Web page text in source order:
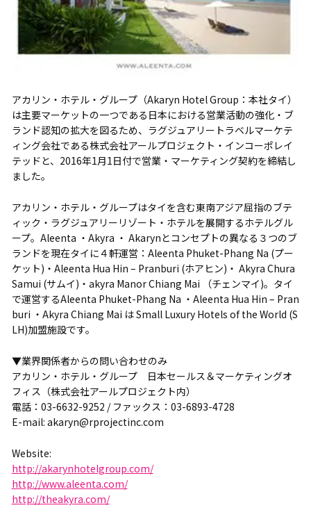
アカリン・ホテル・グループ（Akaryn Hotel Group：本社タイ）
は主要マーケットの一つである日本における営業活動の強化・ブ
ランド認知の拡大を図るため、ラグジュアリートラベルマーケテ
ィング会社である株式会社アールプロジェクト・インコーポレイ
テッドと、2016年1月1日付で営業・マーケティング契約を締結し
ました。
アカリン・ホテル・グループはタイを含む東南アジア屈指のブテ
ィック・ラグジュアリーリゾート・ホテルを展開するホテルグル
ープ。Aleenta ・Akyra ・ Akarynとコンセプトの異なる３つのブ
ランドを現在タイに４軒運営：Aleenta Phuket-Phang Na (プー
ケット)・Aleenta Hua Hin – Pranburi (ホアヒン)・ Akyra Chura
Samui (サムイ)・akyra Manor Chiang Mai （チェンマイ)。タイ
で運営するAleenta Phuket-Phang Na ・Aleenta Hua Hin – Pran
buri ・Akyra Chiang Mai は Small Luxury Hotels of the World (S
LH)加盟施設です。
▼業界関係者からの問い合わせのみ
アカリン・ホテル・グループ 日本セールス＆マーケティングオ
フィス（株式会社アールプロジェクト内）
電話：03-6632-9252 / ファックス：03-6893-4728
E-mail: akaryn@rprojectinc.com
Website:
http://akarynhotelgroup.com/
http://www.aleenta.com/
http://theakyra.com/